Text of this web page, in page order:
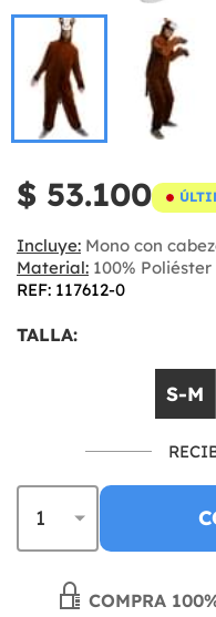
$ 53.100
Incluye: Mono con
Material: 100% Poliéster
REF: 117612-0
TALLA:
S-M
COMPRA